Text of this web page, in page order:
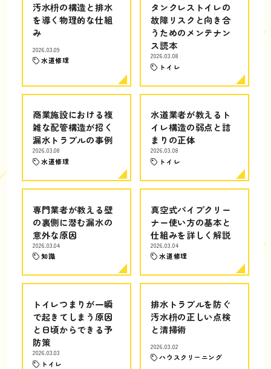
汚水枡の構造と排水
を導く物理的な仕組
み
2026.03.09
水道修理
タンクレストイレの
故障リスクと向き合
うためのメンテナン
ス読本
2026.03.08
トイレ
商業施設における複
雑な配管構造が招く
漏水トラブルの事例
2026.03.08
水道修理
水道業者が教えるト
イレ構造の弱点と詰
まりの正体
2026.03.08
トイレ
専門業者が教える壁
の裏側に潜む漏水の
意外な原因
2026.03.04
知識
真空式パイプクリー
ナー使い方の基本と
仕組みを詳しく解説
2026.03.04
水道修理
トイレつまりが一瞬
で起きてしまう原因
と日頃からできる予
防策
2026.03.03
トイレ
排水トラブルを防ぐ
汚水枡の正しい点検
と清掃術
2026.03.02
ハウスクリーニング